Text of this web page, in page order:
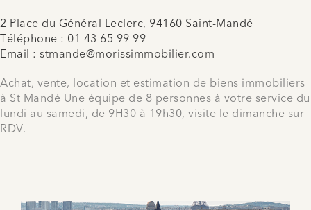
2 Place du Général Leclerc, 94160 Saint-Mandé
Téléphone : 01 43 65 99 99
Email : stmande@morissimmobilier.com
Achat, vente, location et estimation de biens immobiliers
à St Mandé Une équipe de 8 personnes à votre service du
lundi au samedi, de 9H30 à 19h30, visite le dimanche sur
RDV.